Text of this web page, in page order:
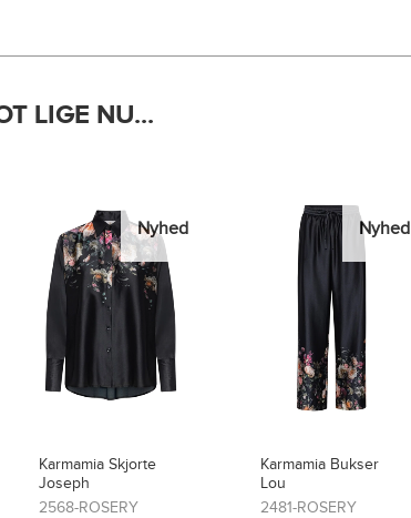
LIGE NU...
Nyhed
Karmamia Bukser
Lou
2481-ROSERY
Nyhed
Karmamia Jakke Ellis
2477-HAMMERED
BLUSH